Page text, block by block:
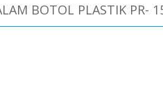
BOTOL PLASTIK PR-